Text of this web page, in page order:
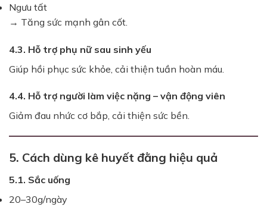
Ngưu tất
→ Tăng sức mạnh gân cốt.
4.3. Hỗ trợ phụ nữ sau sinh yếu
Giúp hồi phục sức khỏe, cải thiện tuần hoàn máu.
4.4. Hỗ trợ người làm việc nặng – vận động viên
Giảm đau nhức cơ bắp, cải thiện sức bền.
5. Cách dùng kê huyết đằng hiệu quả
5.1. Sắc uống
20–30g/ngày